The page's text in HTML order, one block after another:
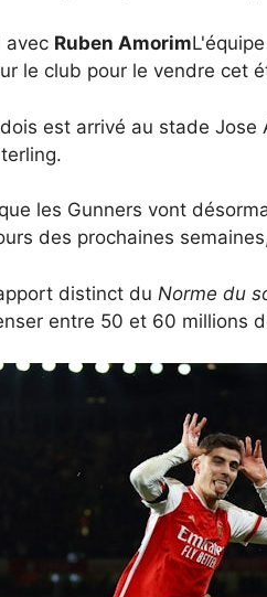
avec Ruben Amorim
le club pour le vendre cet
est arrivé au stade
les Gunners vont
des prochaines
distinct du Norme du
entre 50 et 60 millions